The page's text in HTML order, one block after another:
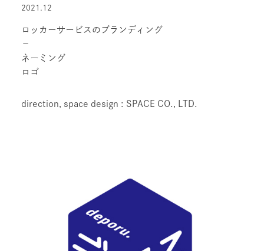
2021.12
ロッカーサービスのブランディング
－
ネーミング
ロゴ
direction, space design : SPACE CO., LTD.